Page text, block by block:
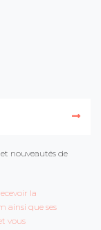
nouveautés de
la
ainsi que ses
vous